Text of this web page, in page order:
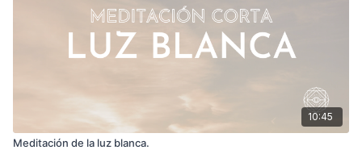
10:45
Meditación de la luz blanca.